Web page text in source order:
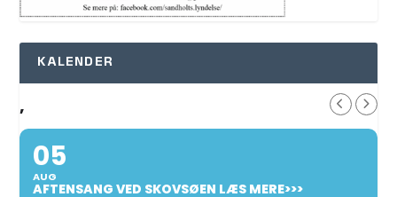
KALENDER
,
05
AUG
AFTENSANG VED SKOVSØEN LÆS MERE>>>